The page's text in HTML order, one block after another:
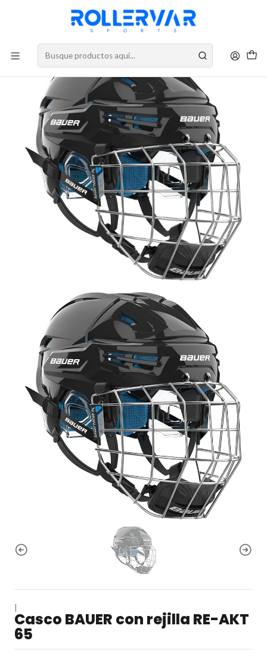
DESPACHOS A TODO CHILE
Casco BAUER con rejilla RE-AKT
65